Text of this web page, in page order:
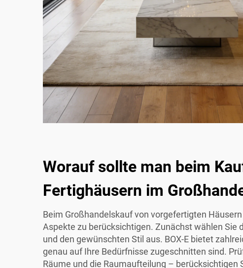
Worauf sollte man beim
Fertighäusern im
Beim Großhandelskauf von vorgefertigten
Aspekte zu berücksichtigen. Zunächst wählen Sie
und den gewünschten Stil aus. BOX-E bietet
genau auf Ihre Bedürfnisse zugeschnitten sind.
Räume und die Raumaufteilung – berücksichtigen